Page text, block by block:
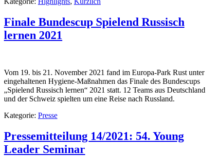
Finale Bundescup Spielend Russisch
lernen 2021
Vom 19. bis 21. November 2021 fand im Europa-Park Rust unter
eingehaltenen Hygiene-Maßnahmen das Finale des Bundescups
„Spielend Russisch lernen“ 2021 statt. 12 Teams aus Deutschland
und der Schweiz spielten um eine Reise nach Russland.
Kategorie: Presse
Pressemitteilung 14/2021: 54. Young
Leader Seminar